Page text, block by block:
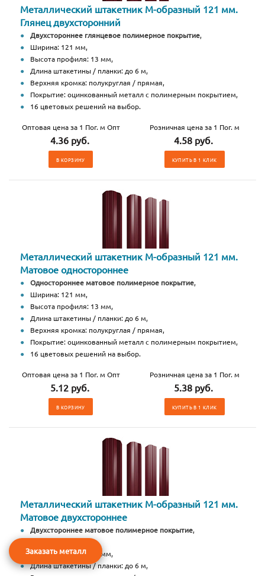
Металлический штакетник М-образный 121 мм.
Глянец двухсторонний
Двухстороннее глянцевое полимерное покрытие,
Ширина: 121 мм,
Высота профиля: 13 мм,
Длина штакетины / планки: до 6 м,
Верхняя кромка: полукруглая / прямая,
Покрытие: оцинкованный металл с полимерным покрытием,
16 цветовых решений на выбор.
Оптовая цена за 1 Пог. м Опт
4.36 руб.
В КОРЗИНУ
Розничная цена за 1 Пог. м
4.58 руб.
КУПИТЬ В 1 КЛИК
Металлический штакетник М-образный 121 мм.
Матовое одностороннее
Одностороннее матовое полимерное покрытие,
Ширина: 121 мм,
Высота профиля: 13 мм,
Длина штакетины / планки: до 6 м,
Верхняя кромка: полукруглая / прямая,
Покрытие: оцинкованный металл с полимерным покрытием,
16 цветовых решений на выбор.
Оптовая цена за 1 Пог. м Опт
5.12 руб.
В КОРЗИНУ
Розничная цена за 1 Пог. м
5.38 руб.
КУПИТЬ В 1 КЛИК
Металлический штакетник М-образный 121 мм.
Матовое двухстороннее
Двухстороннее матовое полимерное покрытие,
Высота профиля: 13 мм,
Длина штакетины / планки: до 6 м,
Заказать металл